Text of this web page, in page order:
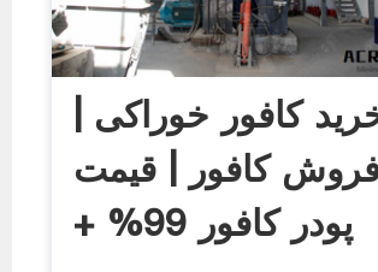
کافور خوراکی |
کافور | قیمت
پودر کافور 99% +